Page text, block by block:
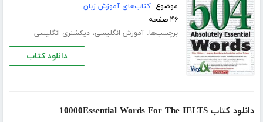
موضوع:کتاب‌های آموزش زبان
۴۶ صفحه
برچسب‌ها:آموزش انگلیسی،دیکشنری انگلیسی
دانلود کتاب
دانلود کتاب 10000Essential Words For The IELTS